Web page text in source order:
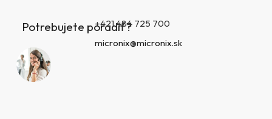
Potrebujete poradiť?+421 484 725 700
micronix@micronix.sk